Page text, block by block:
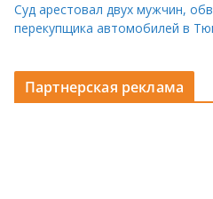
Суд арестовал двух мужчин,
перекупщика автомобилей в
Партнерская реклама